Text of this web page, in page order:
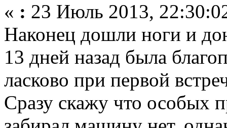
« : 23 Июль 2013,
Наконец дошли ноги и
13 дней назад была
ласково при первой
Сразу скажу что особых